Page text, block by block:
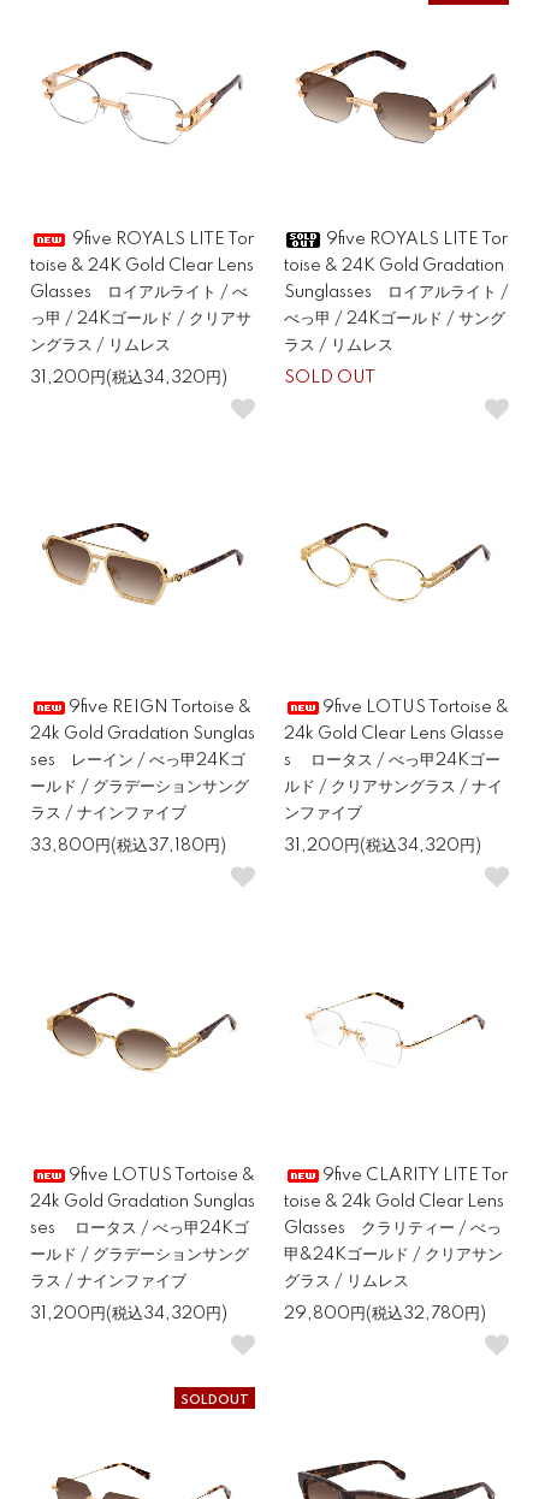
9five ROYALS LITE Tor
toise & 24K Gold Clear Lens
Glasses ロイアルライト / べ
っ甲 / 24Kゴールド / クリアサ
ングラス / リムレス
31,200円(税込34,320円)
9five ROYALS LITE Tor
toise & 24K Gold Gradation
Sunglasses ロイアルライト /
べっ甲 / 24Kゴールド / サング
ラス / リムレス
SOLD OUT
9five REIGN Tortoise &
24k Gold Gradation Sunglas
ses レーイン / べっ甲24Kゴ
ールド / グラデーションサング
ラス / ナインファイブ
33,800円(税込37,180円)
9five LOTUS Tortoise &
24k Gold Clear Lens Glasse
s ロータス / べっ甲24Kゴー
ルド / クリアサングラス / ナイ
ンファイブ
31,200円(税込34,320円)
9five LOTUS Tortoise &
24k Gold Gradation Sunglas
ses ロータス / べっ甲24Kゴ
ールド / グラデーションサング
ラス / ナインファイブ
31,200円(税込34,320円)
9five CLARITY LITE Tor
toise & 24k Gold Clear Lens
Glasses クラリティー / べっ
甲&24Kゴールド / クリアサン
グラス / リムレス
29,800円(税込32,780円)
SOLDOUT